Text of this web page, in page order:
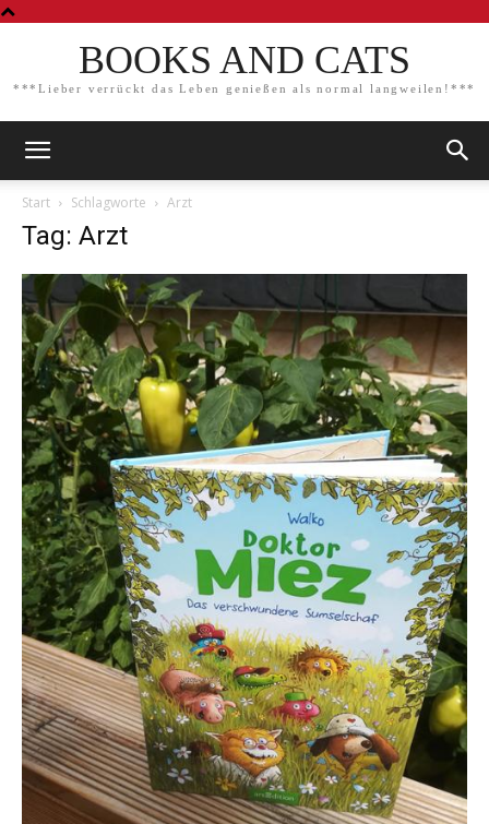
BOOKS AND CATS
***Lieber verrückt das Leben genießen als normal langweilen!***
Start Schlagworte Arzt
Tag: Arzt